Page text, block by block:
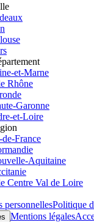
et-Marne
Rhône
Garonne
et-Loire
France
Aquitaine
Centre Val de Loire
personnellesPolitique
Mentions légales